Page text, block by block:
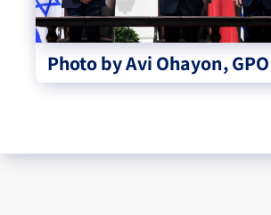
Photo by Avi Ohayon, GPO